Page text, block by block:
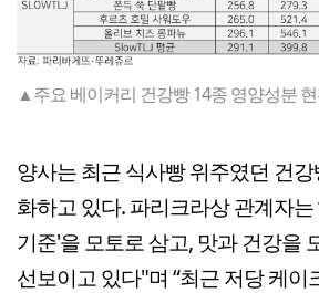
▲주요 베이커리 건강빵 14종 영양성분
양사는 최근 식사빵 위주였던 건
화하고 있다. 파리크라상 관계자
기준'을 모토로 삼고, 맛과 건강을
선보이고 있다"며 “최근 저당 케이